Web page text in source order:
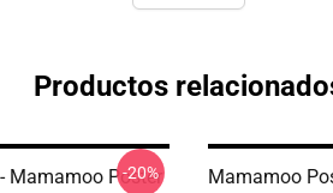
Productos
Mamamoo Poster
-20%
Mamamoo